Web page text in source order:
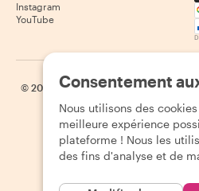
Instagram
YouTube
© 2026 Withlocals.com | Politique de
site
Consentement
Nous utilisons des
meilleure expérience
plateforme ! Nous les
des fins d'analyse et de